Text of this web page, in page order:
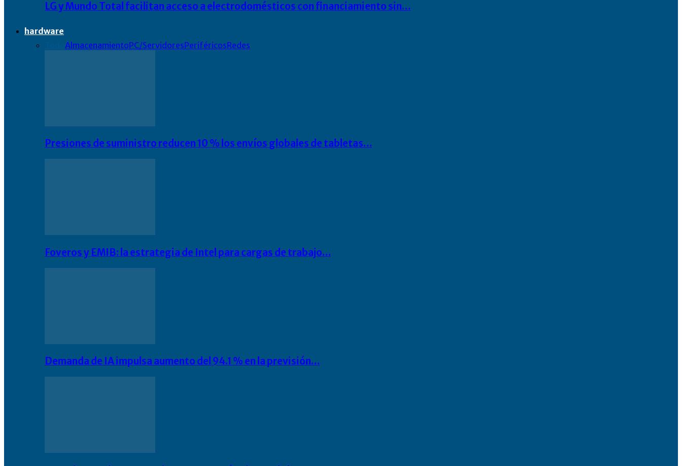
LG y Mundo Total facilitan acceso a electrodomésticos con financiamiento sin…
hardware
AlmacenamientoPC/ServidoresPeriféricosRedes
Presiones de suministro reducen 10 % los envíos globales de tabletas…
Foveros y EMIB: la estrategia de Intel para cargas de trabajo…
Demanda de IA impulsa aumento del 94.1 % en la previsión…